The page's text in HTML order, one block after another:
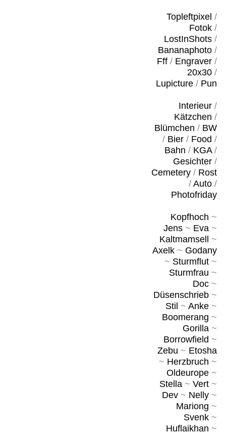
Topleftpixel /
Fotok/
LostInShots/
Bananaphoto/
Fff/ Engraver/
20x30/
Lupicture/ Pun
Interieur/
Kätzchen /
Blümchen / BW
/ Bier/ Food /
Bahn / KGA/
Gesichter/
Cemetery/ Rost
/ Auto/
Photofriday
Kopfhoch ~
Jens~ Eva~
Kaltmamsell
~
Axelk~ Godany
~ Sturmflut~
Sturmfrau ~
Doc~
Düsenschrieb~
Stil ~ Anke~
Boomerang ~
Gorilla~
Borrowfield ~
Zebu ~ Etosha
~ Herzbruch ~
Oldeurope~
Stella~ Vert~
Dev~ Nelly~
Mariong ~
Svenk~
Huflaikhan ~